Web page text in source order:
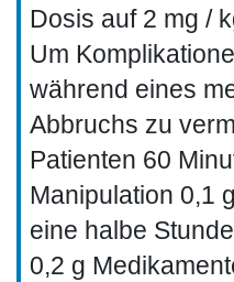
Dosis auf 2 mg /
Um
während eines
Abbruchs zu
Patienten 60
Manipulation 0,1
eine halbe
0,2 g